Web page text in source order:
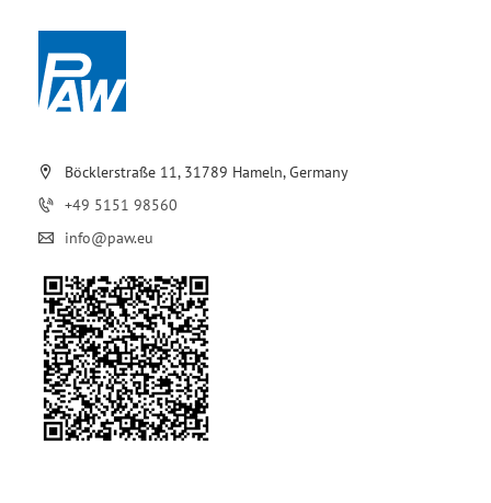
Böcklerstraße 11, 31789 Hameln, Germany
+49 5151 98560
info@paw.eu